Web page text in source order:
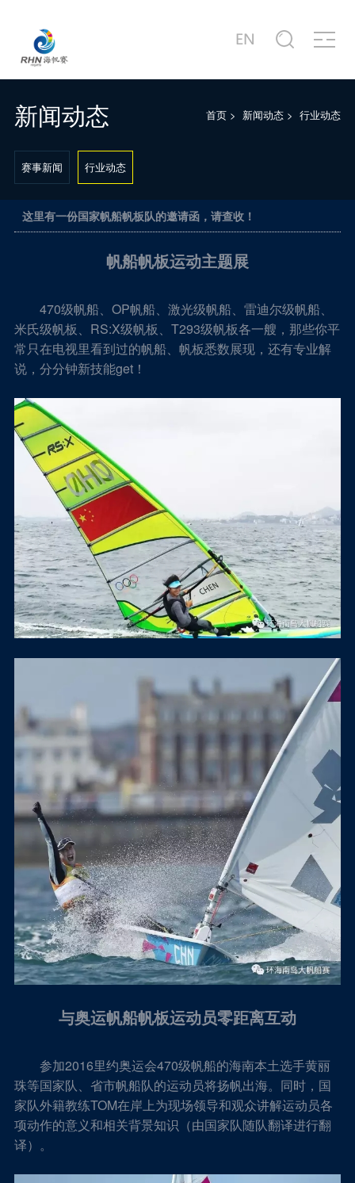
关于赛事
赛事公告
赛事概况
商务合作
合作商家介绍
合作概况
新闻中心
赛事新闻
行业动态
赛事图片
赛事精选
主题活动
赛事视频
赛事专题片
赛事宣传片
服务中心
城市介绍
港口介绍
站点信息
公司简介
发展历程
新闻动态 首页 > 新闻动态 > 行业动态
赛事新闻 行业动态
这里有一份国家帆船帆板队的邀请函，请查收！
帆船帆板运动主题展
470级帆船、OP帆船、激光级帆船、雷迪尔级帆船、
米氏级帆板、RS:X级帆板、T293级帆板各一艘，那些你平
常只在电视里看到过的帆船、帆板悉数展现，还有专业解
说，分分钟新技能get！
与奥运帆船帆板运动员零距离互动
参加2016里约奥运会470级帆船的海南本土选手黄丽
珠等国家队、省市帆船队的运动员将扬帆出海。同时，国
家队外籍教练TOM在岸上为现场领导和观众讲解运动员各
项动作的意义和相关背景知识（由国家队随队翻译进行翻
译）。